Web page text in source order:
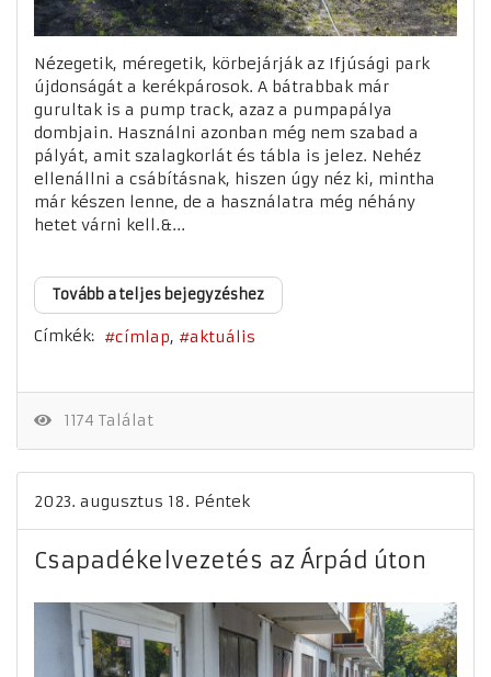
Nézegetik, méregetik, körbejárják az Ifjúsági park
újdonságát a kerékpárosok. A bátrabbak már
gurultak is a pump track, azaz a pumpapálya
dombjain. Használni azonban még nem szabad a
pályát, amit szalagkorlát és tábla is jelez. Nehéz
ellenállni a csábításnak, hiszen úgy néz ki, mintha
már készen lenne, de a használatra még néhány
hetet várni kell.&...
Tovább a teljes bejegyzéshez
Címkék: címlap aktuális
1174 Találat
2023. augusztus 18. Péntek
Csapadékelvezetés az Árpád úton